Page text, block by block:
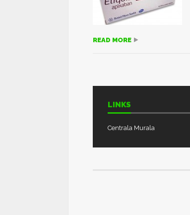
READ MORE
LINKS
Centrala Murala